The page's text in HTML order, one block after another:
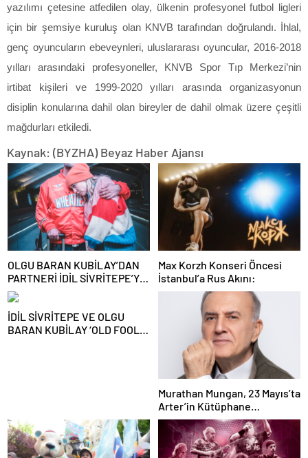
yazılımı çetesine atfedilen olay, ülkenin profesyonel futbol ligleri
için bir şemsiye kuruluş olan KNVB tarafından doğrulandı. İhlal,
genç oyuncuların ebeveynleri, uluslararası oyuncular, 2016-2018
yılları arasındaki profesyoneller, KNVB Spor Tıp Merkezi’nin
irtibat kişileri ve 1999-2020yılları arasında organizasyonun
disiplin konularına dahil olan bireyler de dahil olmak üzere çeşitli
mağdurları etkiledi.
Kaynak: (BYZHA) Beyaz Haber Ajansı
OLGU BARAN KUBİLAY’DAN
PARTNERİ İDİL SİVRİTEPE’YE
ÖVGÜ DOLU SÖZLER!
Max Korzh Konseri Öncesi
İstanbul’a Rus Akını:
İDİL SİVRİTEPE VE OLGU
BARAN KUBİLAY ‘OLD FOOLS’
Murathan Mungan, 23 Mayıs’ta
Arter’in Kütüphane
Söyleşileri’ne Konuk Oluyor!